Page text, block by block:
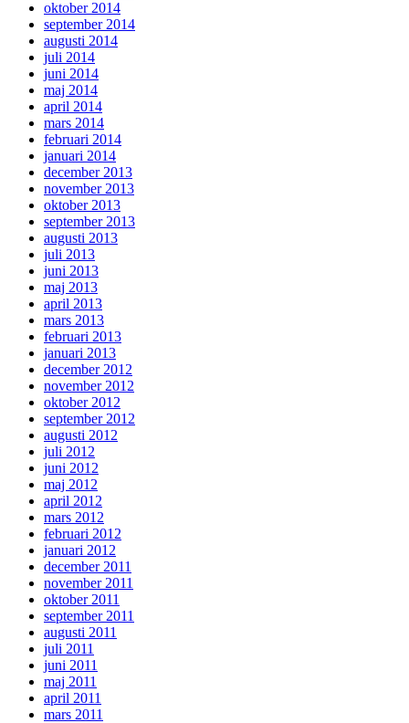
oktober 2014
september 2014
augusti 2014
juli 2014
juni 2014
maj 2014
april 2014
mars 2014
februari 2014
januari 2014
december 2013
november 2013
oktober 2013
september 2013
augusti 2013
juli 2013
juni 2013
maj 2013
april 2013
mars 2013
februari 2013
januari 2013
december 2012
november 2012
oktober 2012
september 2012
augusti 2012
juli 2012
juni 2012
maj 2012
april 2012
mars 2012
februari 2012
januari 2012
december 2011
november 2011
oktober 2011
september 2011
augusti 2011
juli 2011
juni 2011
maj 2011
april 2011
mars 2011